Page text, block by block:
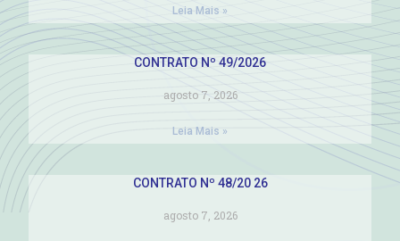
Leia Mais »
CONTRATO Nº 49/2026
agosto 7, 2026
Leia Mais »
CONTRATO Nº 48/20 26
agosto 7, 2026